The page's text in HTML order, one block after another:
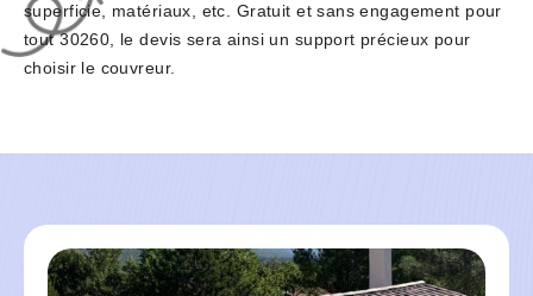
superficie, matériaux, etc. Gratuit et sans engagement pour
tout 30260, le devis sera ainsi un support précieux pour
choisir le couvreur.